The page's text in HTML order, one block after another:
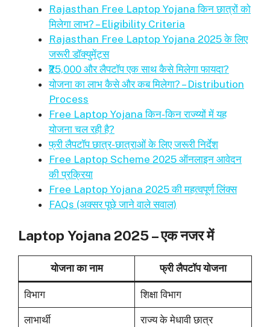
Rajasthan Free Laptop Yojana किन छात्रों को
मिलेगा लाभ? – Eligibility Criteria
Rajasthan Free Laptop Yojana 2025 के लिए
जरूरी डॉक्युमेंट्स
₹25,000 और लैपटॉप एक साथ कैसे मिलेगा फायदा?
योजना का लाभ कैसे और कब मिलेगा? – Distribution
Process
Free Laptop Yojana किन-किन राज्य्यों में यह
योजना चल रही है?
फ्री लैपटॉप छात्र-छात्राओं के लिए जरूरी निर्देश
Free Laptop Scheme 2025 ऑनलाइन आवेदन
की प्रक्रिया
Free Laptop Yojana 2025 की महत्वपूर्ण लिंक्स
FAQs (अक्सर पूछे जाने वाले सवाल)
Laptop Yojana 2025 – एक नजर में
योजना का नाम फ्री लैपटॉप योजना
विभाग शिक्षा विभाग
लाभार्थी राज्य के मेधावी छात्र